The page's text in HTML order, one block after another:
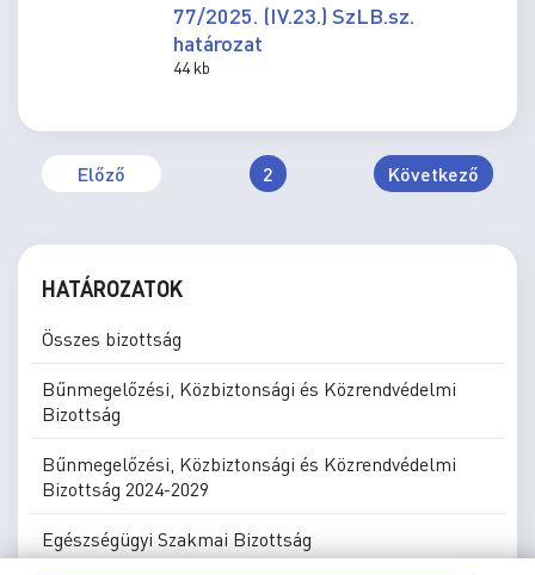
77/2025. (IV.23.) SzLB.sz.
határozat
44 kb
Előző 2 Következő
HATÁROZATOK
Összes bizottság
Bűnmegelőzési, Közbiztonsági és Közrendvédelmi
Bizottság
Bűnmegelőzési, Közbiztonsági és Közrendvédelmi
Bizottság 2024-2029
Egészségügyi Szakmai Bizottság